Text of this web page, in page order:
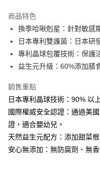
流程，驗證手機門號後，選擇欲
成交易。
3.實際核准額度、可分期數及費
4.訂單成立30分鐘內，如未前往
法說明評估內容。
【繳款方式說明】
醒簡訊。
帳／街口支付／iPASS MONEY
【注意事項】
1.本服務係由「台灣大哥大股份
用戶於交易時，得透過本服務購
買賣價金債權讓與本公司後，依
【關於「AFTEE先享後付」】
AFTEE先享後付是「在收到商
便利好安心！
１．簡單：不需註冊會員、不需
２．便利：只要手機號碼，簡訊
３．安心：先確認商品／服務後
１．於結帳方式選擇「AFTEE先
結帳頁面，進行簡訊認證並確認
３．收到繳費通知簡訊後14天
ATM／網路銀行／等多元方式進
※ 請注意：結帳手續完成當下不
購買商品的店家。未經商家同意
後付繳納相關費用。
ATM付款
全家取貨付款
7-11取貨付款
每筆NT$65，滿NT$1,300(
宅配
每筆NT$85，滿NT$1,300(
商品特色
換季哈啾剋星：針對敏感
日本專利雙護菌：日本研
專利晶球包覆技術：保護
益生元升級：60%添加膳
銷售重點
日本專利晶球技術：90% 以
國際權威安全認證：通過美
證，適合嬰幼兒。
天然益生元配方：添加甜菜
安心無添加：無防腐劑、無